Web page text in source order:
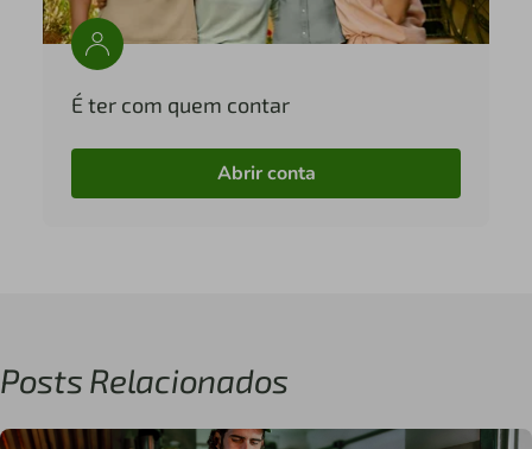
É ter com quem contar
Abrir conta
Posts Relacionados